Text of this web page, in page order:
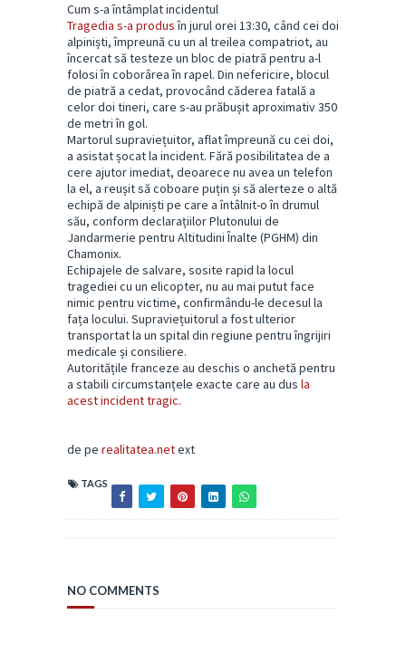
Cum s-a întâmplat incidentul
Tragedia s-a produsîn jurul orei 13:30, când cei doi
alpiniști, împreună cu un al treilea compatriot, au
încercat să testeze un bloc de piatră pentru a-l
folosi în coborârea în rapel. Din nefericire, blocul
de piatră a cedat, provocând căderea fatală a
celor doi tineri, care s-au prăbușit aproximativ 350
de metri în gol.
Martorul supraviețuitor, aflat împreună cu cei doi,
a asistat șocat la incident. Fără posibilitatea de a
cere ajutor imediat, deoarece nu avea un telefon
la el, a reușit să coboare puțin și să alerteze o altă
echipă de alpiniști pe care a întâlnit-o în drumul
său, conform declarațiilor Plutonului de
Jandarmerie pentru Altitudini Înalte (PGHM) din
Chamonix.
Echipajele de salvare, sosite rapid la locul
tragediei cu un elicopter, nu au mai putut face
nimic pentru victime, confirmându-le decesul la
fața locului. Supraviețuitorul a fost ulterior
transportat la un spital din regiune pentru îngrijiri
medicale și consiliere.
Autoritățile franceze au deschis o anchetă pentru
a stabili circumstanțele exacte care au dus la
acest incident tragic.
de pe realitatea.netext
TAGS
NO COMMENTS